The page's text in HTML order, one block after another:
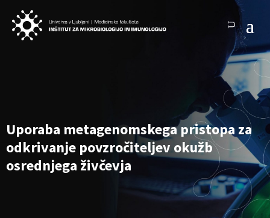
Uporaba metagenomskega pristopa za
odkrivanje povzročiteljev okužb
osrednjega živčevja